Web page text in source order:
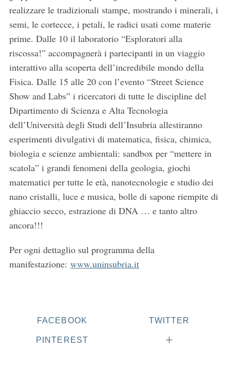
realizzare le tradizionali stampe, mostrando i minerali, i
semi, le cortecce, i petali, le radici usati come materie
prime. Dalle 10 il laboratorio “Esploratori alla
riscossa!” accompagnerà i partecipanti in un viaggio
interattivo alla scoperta dell’incredibile mondo della
Fisica. Dalle 15 alle 20 con l’evento “Street Science
Show and Labs” i ricercatori di tutte le discipline del
Dipartimento di Scienza e Alta Tecnologia
dell’Università degli Studi dell’Insubria allestiranno
esperimenti divulgativi di matematica, fisica, chimica,
biologia e scienze ambientali: sandbox per “mettere in
scatola” i grandi fenomeni della geologia, giochi
matematici per tutte le età, nanotecnologie e studio dei
nano cristalli, luce e musica, bolle di sapone riempite di
ghiaccio secco, estrazione di DNA … e tanto altro
ancora!!!
Per ogni dettaglio sul programma della
manifestazione: www.uninsubria.it
FACEBOOK TWITTER
PINTEREST